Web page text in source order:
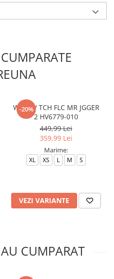
-20%
W NSW TCH FLC MR JGGER
2 HV6779-010
449,99 Lei
359,99 Lei
Marime:
XL XS L M S
VEZI VARIANTE
CUMPARAT